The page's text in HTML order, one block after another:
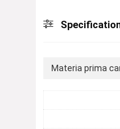
Materia prima